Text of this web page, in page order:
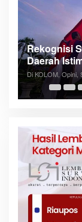
Rekognisi
Daerah
Di KOLOM, Opini,